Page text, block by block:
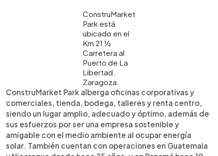
ConstruMarket
Park está
ubicado en el
Km 21 ½
Carretera al
Puerto de La
Libertad,
Zaragoza.
ConstruMarket Park alberga oficinas corporativas y
comerciales, tienda, bodega, talleres y renta centro,
siendo un lugar amplio, adecuado y óptimo, además de
sus esfuerzos por ser una empresa sostenible y
amigable con el medio ambiente al ocupar energía
solar. También cuentan con operaciones en Guatemala